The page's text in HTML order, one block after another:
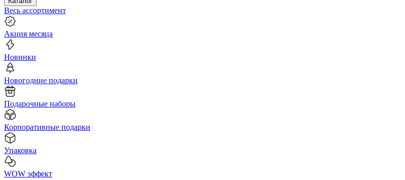
Весь ассортимент
Акция месяца
Новинки
Новогодние подарки
Подарочные наборы
Корпоративные подарки
Упаковка
WOW эффект